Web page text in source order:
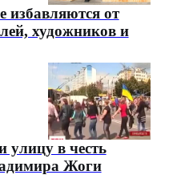
избавляются от
художников и
улицу в честь
Жоги